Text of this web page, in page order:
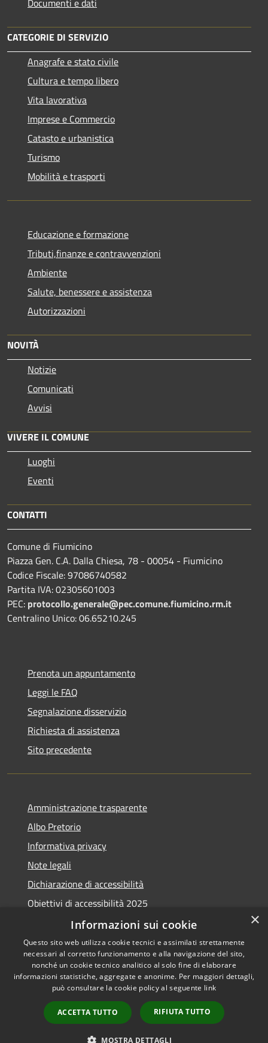
Documenti e dati
CATEGORIE DI SERVIZIO
Anagrafe e stato civile
Cultura e tempo libero
Vita lavorativa
Imprese e Commercio
Catasto e urbanistica
Turismo
Mobilità e trasporti
Educazione e formazione
Tributi,finanze e contravvenzioni
Ambiente
Salute, benessere e assistenza
Autorizzazioni
NOVITÀ
Notizie
Comunicati
Avvisi
VIVERE IL COMUNE
Luoghi
Eventi
CONTATTI
Comune di Fiumicino
Piazza Gen. C.A. Dalla Chiesa, 78 - 00054 - Fiumicino
Codice Fiscale: 97086740582
Partita IVA: 02305601003
PEC: protocollo.generale@pec.comune.fiumicino.rm.it
Centralino Unico: 06.65210.245
Prenota un appuntamento
Leggi le FAQ
Segnalazione disservizio
Richiesta di assistenza
Sito precedente
Amministrazione trasparente
Albo Pretorio
Informativa privacy
Note legali
Dichiarazione di accessibilità
Obiettivi di accessibilità 2025
Meccanismo di feedback
RSS
Accessibilità
Copyright © 2026 • Comune di
Municipium•
Accesso
redazione
×
Informazioni sui cookie
Questo sito web utilizza cookie tecnici e assimilati strettamente
necessari al corretto funzionamento e alla navigazione del sito,
nonché un cookie tecnico analitico al solo fine di elaborare
informazioni statistiche, aggregate e anonime. Per maggiori dettagli,
può consultare la cookie policy al seguente link
ACCETTA TUTTO RIFIUTA TUTTO
MOSTRA DETTAGLI